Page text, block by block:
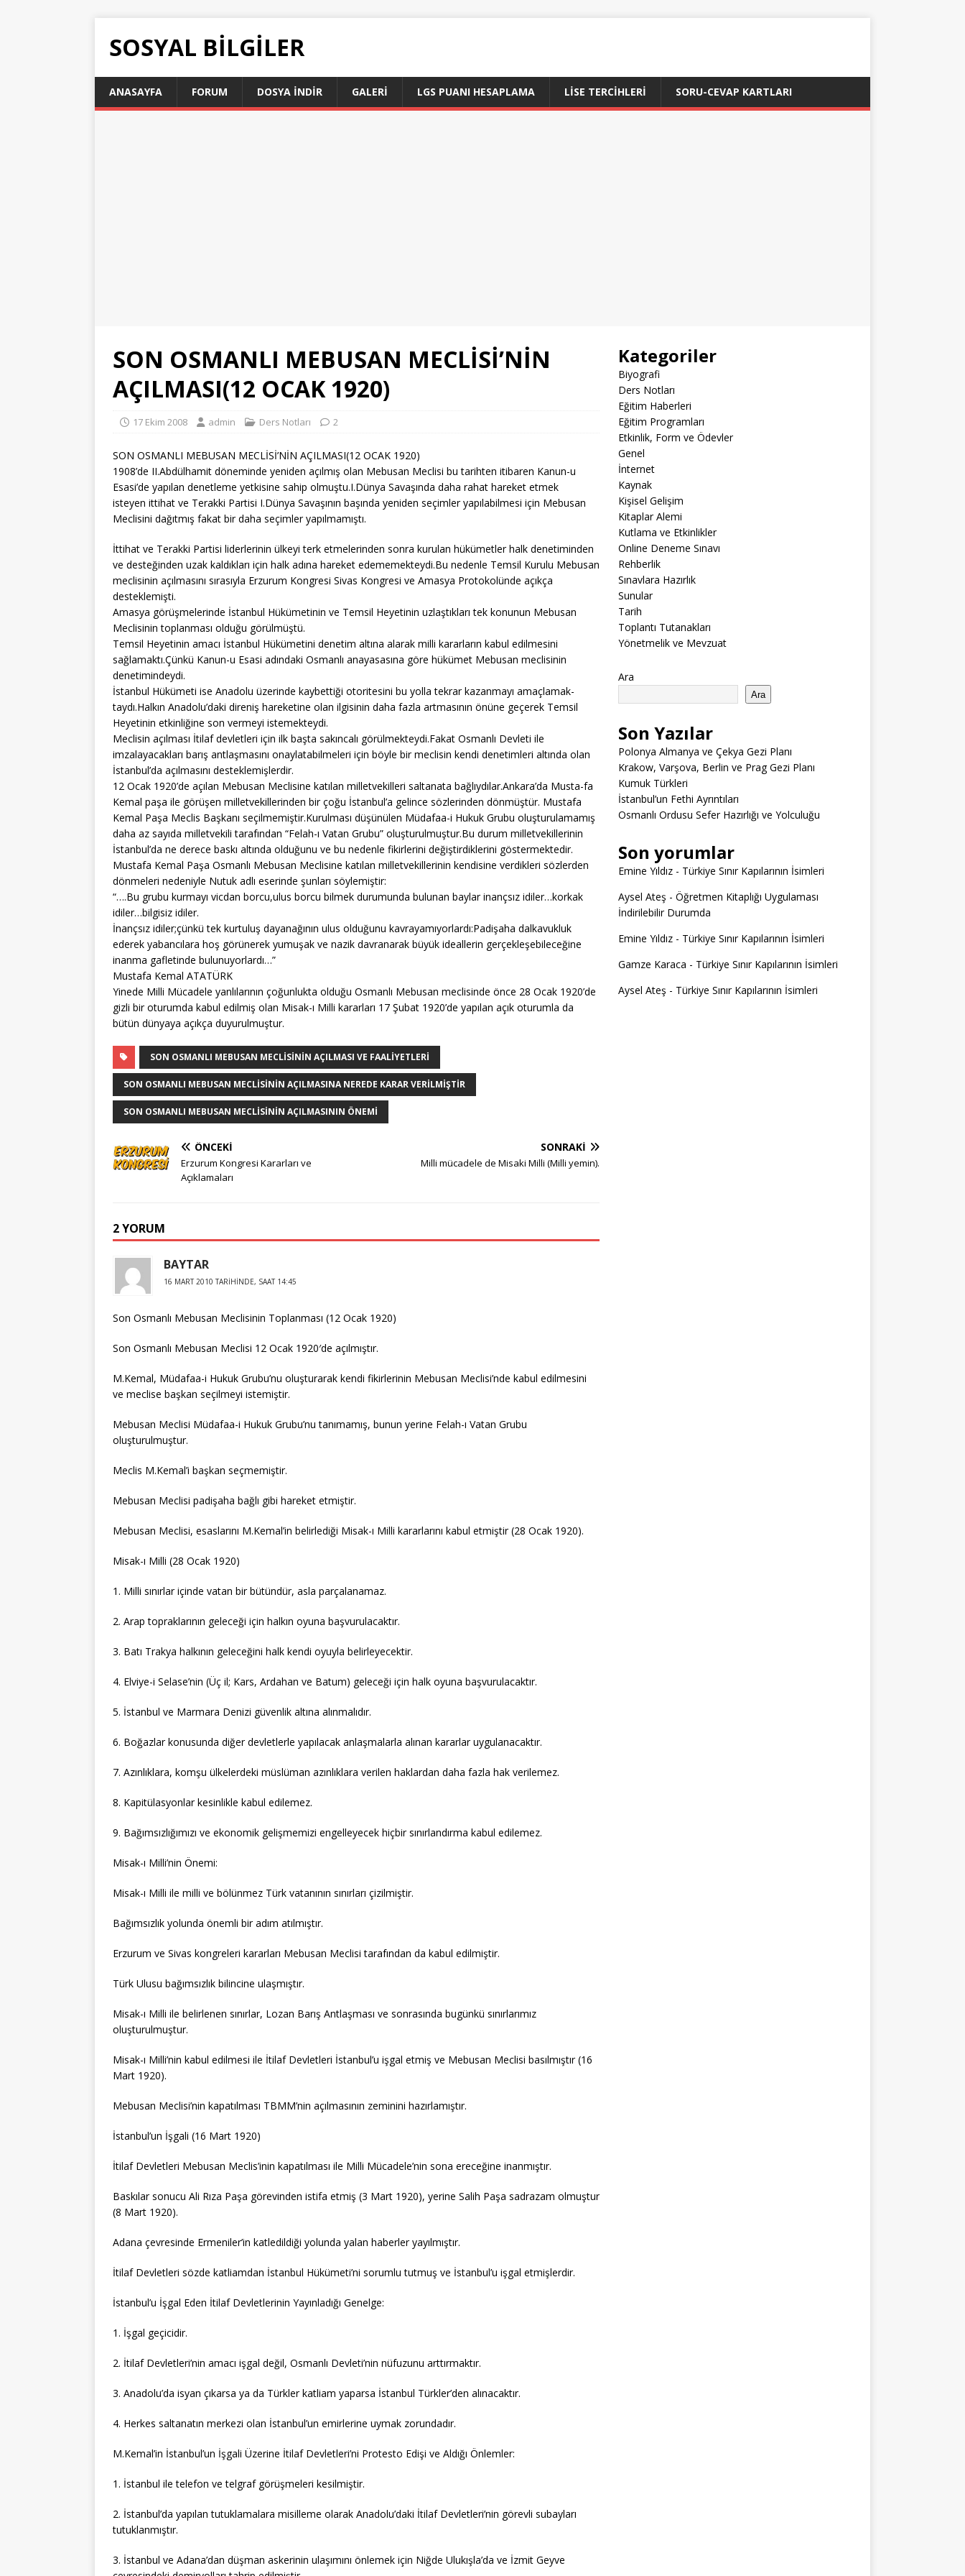
SOSYAL BILGILER
ANASAYFA FORUM DOSYA İNDIR GALERI LGS PUANI HESAPLAMA LİSE TERCİHLERİ SORU-CEVAP KARTLARI
SON OSMANLI MEBUSAN MECLİSİ’NİN
AÇILMASI(12 OCAK 1920)
17 Ekim 2008 admin Ders Notları 2
SON OSMANLI MEBUSAN MECLİSİ’NİN AÇILMASI(12 OCAK 1920)
1908’de II.Abdülhamit döneminde yeniden açılmış olan Mebusan Meclisi bu tarihten itibaren Kanun-u
Esasi’de yapılan denetleme yetkisine sahip olmuştu.I.Dünya Savaşında daha rahat hareket etmek
isteyen ittihat ve Terakki Partisi I.Dünya Savaşının başında yeniden seçimler yapılabilmesi için Mebusan
Meclisini dağıtmış fakat bir daha seçimler yapılmamıştı.
İttihat ve Terakki Partisi liderlerinin ülkeyi terk etmelerinden sonra kurulan hükümetler halk denetiminden
ve desteğinden uzak kaldıkları için halk adına hareket edememekteydi.Bu nedenle Temsil Kurulu Mebusan
meclisinin açılmasını sırasıyla Erzurum Kongresi Sivas Kongresi ve Amasya Protokolünde açıkça
desteklemişti.
Amasya görüşmelerinde İstanbul Hükümetinin ve Temsil Heyetinin uzlaştıkları tek konunun Mebusan
Meclisinin toplanması olduğu görülmüştü.
Temsil Heyetinin amacı İstanbul Hükümetini denetim altına alarak milli kararların kabul edilmesini
sağlamaktı.Çünkü Kanun-u Esasi adındaki Osmanlı anayasasına göre hükümet Mebusan meclisinin
denetimindeydi.
İstanbul Hükümeti ise Anadolu üzerinde kaybettiği otoritesini bu yolla tekrar kazanmayı amaçlamak-
taydı.Halkın Anadolu’daki direniş hareketine olan ilgisinin daha fazla artmasının önüne geçerek Temsil
Heyetinin etkinliğine son vermeyi istemekteydi.
Meclisin açılması İtilaf devletleri için ilk başta sakıncalı görülmekteydi.Fakat Osmanlı Devleti ile
imzalayacakları barış antlaşmasını onaylatabilmeleri için böyle bir meclisin kendi denetimleri altında olan
İstanbul’da açılmasını desteklemişlerdir.
12 Ocak 1920’de açılan Mebusan Meclisine katılan milletvekilleri saltanata bağlıydılar.Ankara’da Musta-fa
Kemal paşa ile görüşen milletvekillerinden bir çoğu İstanbul’a gelince sözlerinden dönmüştür. Mustafa
Kemal Paşa Meclis Başkanı seçilmemiştir.Kurulması düşünülen Müdafaa-i Hukuk Grubu oluşturulamamış
daha az sayıda milletvekili tarafından “Felah-ı Vatan Grubu” oluşturulmuştur.Bu durum milletvekillerinin
İstanbul’da ne derece baskı altında olduğunu ve bu nedenle fikirlerini değiştirdiklerini göstermektedir.
Mustafa Kemal Paşa Osmanlı Mebusan Meclisine katılan milletvekillerinin kendisine verdikleri sözlerden
dönmeleri nedeniyle Nutuk adlı eserinde şunları söylemiştir:
“….Bu grubu kurmayı vicdan borcu,ulus borcu bilmek durumunda bulunan baylar inançsız idiler…korkak
idiler…bilgisiz idiler.
İnançsız idiler;çünkü tek kurtuluş dayanağının ulus olduğunu kavrayamıyorlardı:Padişaha dalkavukluk
ederek yabancılara hoş görünerek yumuşak ve nazik davranarak büyük ideallerin gerçekleşebileceğine
inanma gafletinde bulunuyorlardı…”
Mustafa Kemal ATATÜRK
Yinede Milli Mücadele yanlılarının çoğunlukta olduğu Osmanlı Mebusan meclisinde önce 28 Ocak 1920’de
gizli bir oturumda kabul edilmiş olan Misak-ı Milli kararları 17 Şubat 1920’de yapılan açık oturumla da
bütün dünyaya açıkça duyurulmuştur.
SON OSMANLI MEBUSAN MECLISININ AÇILMASI VE FAALIYETLERI
SON OSMANLI MEBUSAN MECLISININ AÇILMASINA NEREDE KARAR VERILMIŞTIR
SON OSMANLI MEBUSAN MECLISININ AÇILMASININ ÖNEMI
ÖNCEKI
Erzurum Kongresi Kararları ve
Açıklamaları
SONRAKI
Milli mücadele de Misaki Milli (Milli yemin).
2 YORUM
BAYTAR
16 MART 2010 TARIHINDE, SAAT 14:45
Son Osmanlı Mebusan Meclisinin Toplanması (12 Ocak 1920)
Son Osmanlı Mebusan Meclisi 12 Ocak 1920′de açılmıştır.
M.Kemal, Müdafaa-i Hukuk Grubu’nu oluşturarak kendi fikirlerinin Mebusan Meclisi’nde kabul edilmesini
ve meclise başkan seçilmeyi istemiştir.
Mebusan Meclisi Müdafaa-i Hukuk Grubu’nu tanımamış, bunun yerine Felah-ı Vatan Grubu
oluşturulmuştur.
Meclis M.Kemal’i başkan seçmemiştir.
Mebusan Meclisi padişaha bağlı gibi hareket etmiştir.
Mebusan Meclisi, esaslarını M.Kemal’in belirlediği Misak-ı Milli kararlarını kabul etmiştir (28 Ocak 1920).
Misak-ı Milli (28 Ocak 1920)
1. Milli sınırlar içinde vatan bir bütündür, asla parçalanamaz.
2. Arap topraklarının geleceği için halkın oyuna başvurulacaktır.
3. Batı Trakya halkının geleceğini halk kendi oyuyla belirleyecektir.
4. Elviye-i Selase’nin (Üç il; Kars, Ardahan ve Batum) geleceği için halk oyuna başvurulacaktır.
5. İstanbul ve Marmara Denizi güvenlik altına alınmalıdır.
6. Boğazlar konusunda diğer devletlerle yapılacak anlaşmalarla alınan kararlar uygulanacaktır.
7. Azınlıklara, komşu ülkelerdeki müslüman azınlıklara verilen haklardan daha fazla hak verilemez.
8. Kapitülasyonlar kesinlikle kabul edilemez.
9. Bağımsızlığımızı ve ekonomik gelişmemizi engelleyecek hiçbir sınırlandırma kabul edilemez.
Misak-ı Milli’nin Önemi:
Misak-ı Milli ile milli ve bölünmez Türk vatanının sınırları çizilmiştir.
Bağımsızlık yolunda önemli bir adım atılmıştır.
Erzurum ve Sivas kongreleri kararları Mebusan Meclisi tarafından da kabul edilmiştir.
Türk Ulusu bağımsızlık bilincine ulaşmıştır.
Misak-ı Milli ile belirlenen sınırlar, Lozan Barış Antlaşması ve sonrasında bugünkü sınırlarımız
oluşturulmuştur.
Misak-ı Milli’nin kabul edilmesi ile İtilaf Devletleri İstanbul’u işgal etmiş ve Mebusan Meclisi basılmıştır (16
Mart 1920).
Mebusan Meclisi’nin kapatılması TBMM’nin açılmasının zeminini hazırlamıştır.
İstanbul’un İşgali (16 Mart 1920)
İtilaf Devletleri Mebusan Meclis’inin kapatılması ile Milli Mücadele’nin sona ereceğine inanmıştır.
Baskılar sonucu Ali Rıza Paşa görevinden istifa etmiş (3 Mart 1920), yerine Salih Paşa sadrazam olmuştur
(8 Mart 1920).
Adana çevresinde Ermeniler’in katledildiği yolunda yalan haberler yayılmıştır.
İtilaf Devletleri sözde katliamdan İstanbul Hükümeti’ni sorumlu tutmuş ve İstanbul’u işgal etmişlerdir.
İstanbul’u İşgal Eden İtilaf Devletlerinin Yayınladığı Genelge:
1. İşgal geçicidir.
2. İtilaf Devletleri’nin amacı işgal değil, Osmanlı Devleti’nin nüfuzunu arttırmaktır.
3. Anadolu’da isyan çıkarsa ya da Türkler katliam yaparsa İstanbul Türkler’den alınacaktır.
4. Herkes saltanatın merkezi olan İstanbul’un emirlerine uymak zorundadır.
M.Kemal’in İstanbul’un İşgali Üzerine İtilaf Devletleri’ni Protesto Edişi ve Aldığı Önlemler:
1. İstanbul ile telefon ve telgraf görüşmeleri kesilmiştir.
2. İstanbul’da yapılan tutuklamalara misilleme olarak Anadolu’daki İtilaf Devletleri’nin görevli subayları
tutuklanmıştır.
3. İstanbul ve Adana’dan düşman askerinin ulaşımını önlemek için Niğde Ulukışla’da ve İzmit Geyve
Kategoriler
Biyografi
Ders Notları
Eğitim Haberleri
Eğitim Programları
Etkinlik, Form ve Ödevler
Genel
İnternet
Kaynak
Kişisel Gelişim
Kitaplar Alemi
Kutlama ve Etkinlikler
Online Deneme Sınavı
Rehberlik
Sınavlara Hazırlık
Sunular
Tarih
Toplantı Tutanakları
Yönetmelik ve Mevzuat
Ara
Ara
Son Yazılar
Polonya Almanya ve Çekya Gezi Planı
Krakow, Varşova, Berlin ve Prag Gezi Planı
Kumuk Türkleri
İstanbul’un Fethi Ayrıntıları
Osmanlı Ordusu Sefer Hazırlığı ve Yolculuğu
Son yorumlar
Emine Yıldız- Türkiye Sınır Kapılarının İsimleri
Aysel Ateş - Öğretmen Kitaplığı Uygulaması
İndirilebilir Durumda
Emine Yıldız- Türkiye Sınır Kapılarının İsimleri
Gamze Karaca - Türkiye Sınır Kapılarının İsimleri
Aysel Ateş - Türkiye Sınır Kapılarının İsimleri